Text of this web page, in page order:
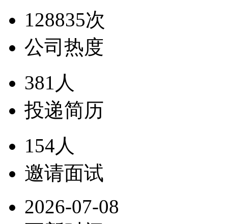
128835次
公司热度
381人
投递简历
154人
邀请面试
2026-07-08